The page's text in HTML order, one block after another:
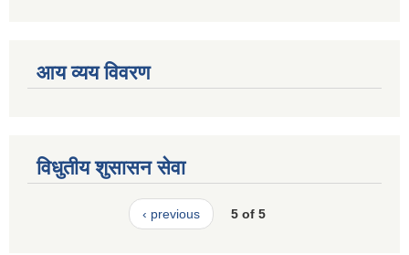
आय व्यय विवरण
विधुतीय शुसासन सेवा
‹ previous 5 of 5